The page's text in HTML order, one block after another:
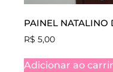
PAINEL NATALINO
R$ 5,00
Adicionar ao